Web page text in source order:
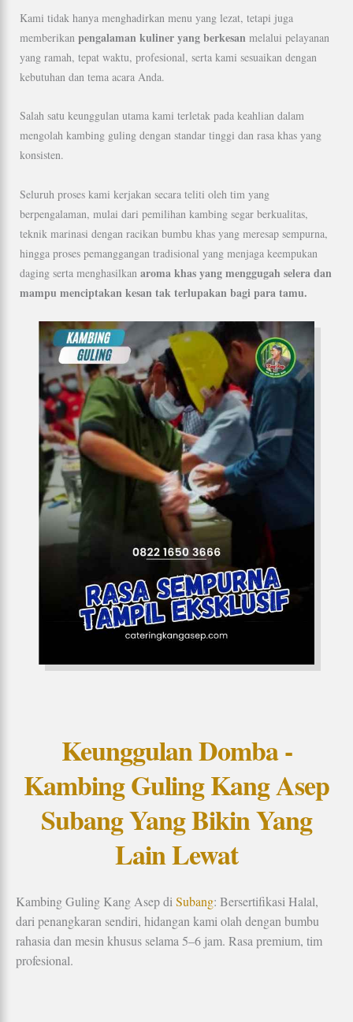
Kami tidak hanya menghadirkan menu yang lezat, tetapi juga
memberikan pengalaman kuliner yang berkesan melalui pelayanan
yang ramah, tepat waktu, profesional, serta kami sesuaikan dengan
kebutuhan dan tema acara Anda.
Salah satu keunggulan utama kami terletak pada keahlian dalam
mengolah kambing guling dengan standar tinggi dan rasa khas yang
konsisten.
Seluruh proses kami kerjakan secara teliti oleh tim yang
berpengalaman, mulai dari pemilihan kambing segar berkualitas,
teknik marinasi dengan racikan bumbu khas yang meresap sempurna,
hingga proses pemanggangan tradisional yang menjaga keempukan
daging serta menghasilkan aroma khas yang menggugah selera dan
mampu menciptakan kesan tak terlupakan bagi para tamu.
Keunggulan Domba -
Kambing Guling Kang Asep
Subang Yang Bikin Yang
Lain Lewat
Kambing Guling Kang Asep diSubang: Bersertifikasi Halal,
dari penangkaran sendiri, hidangan kami olah dengan bumbu
rahasia dan mesin khusus selama 5–6 jam. Rasa premium, tim
profesional.